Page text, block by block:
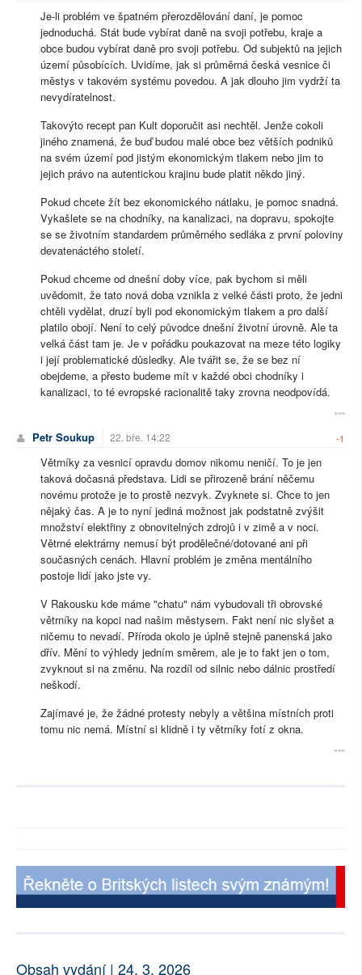
Je-li problém ve špatném přerozdělování daní, je pomoc
jednoduchá. Stát bude vybírat daně na svoji potřebu, kraje a
obce budou vybírat daně pro svoji potřebu. Od subjektů na jejich
území působících. Uvidíme, jak si průměrná česká vesnice či
městys v takovém systému povedou. A jak dlouho jim vydrží ta
nevydíratelnost.
Takovýto recept pan Kult doporučit asi nechtěl. Jenže cokoli
jiného znamená, že buď budou malé obce bez větších podniků
na svém území pod jistým ekonomickým tlakem nebo jim to
jejich právo na autentickou krajinu bude platit někdo jiný.
Pokud chcete žít bez ekonomického nátlaku, je pomoc snadná.
Vykašlete se na chodníky, na kanalizaci, na dopravu, spokojte
se se životním standardem průměrného sedláka z první poloviny
devatenáctého století.
Pokud chceme od dnešní doby více, pak bychom si měli
uvědomit, že tato nová doba vznikla z velké části proto, že jedni
chtěli vydělat, druzí byli pod ekonomickým tlakem a pro další
platilo obojí. Není to celý původce dnešní životní úrovně. Ale ta
velká část tam je. Je v pořádku poukazovat na meze této logiky
i její problematické důsledky. Ale tvářit se, že se bez ní
obejdeme, a přesto budeme mít v každé obci chodníky i
kanalizaci, to té evropské racionalitě taky zrovna neodpovídá.
Petr Soukup 22. bře. 14:22 -1
Větrníky za vesnicí opravdu domov nikomu neničí. To je jen
taková dočasná představa. Lidi se přirozeně brání něčemu
novému protože je to prostě nezvyk. Zvyknete si. Chce to jen
nějaký čas. A je to nyní jediná možnost jak podstatně zvýšit
množství elektřiny z obnovitelných zdrojů i v zimě a v noci.
Větrné elektrárny nemusí být prodělečné/dotované ani při
současných cenách. Hlavní problém je změna mentálního
postoje lidí jako jste vy.
V Rakousku kde máme "chatu" nám vybudovali tři obrovské
větrníky na kopci nad našim městysem. Fakt není nic slyšet a
ničemu to nevadí. Příroda okolo je úplně stejně panenská jako
dřív. Mění to výhledy jedním směrem, ale je to fakt jen o tom,
zvyknout si na změnu. Na rozdíl od silnic nebo dálnic prostředí
neškodí.
Zajímavé je, že žádné protesty nebyly a většina místních proti
tomu nic nemá. Místní si klidně i ty větrníky fotí z okna.
Obsah vydání | 24. 3. 2026